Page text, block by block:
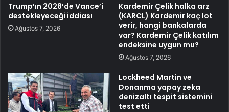
Trump’ın 2028’de Vance’i
destekleyeceği iddiası
Ağustos 7, 2026
Kardemir Çelik halka arz
(KARCL) Kardemir kaç lot
verir, hangi bankalarda
var? Kardemir Çelik katılım
endeksine uygun mu?
Ağustos 7, 2026
Lockheed Martin ve
Donanma yapay zeka
denizaltı tespit sistemini
test etti